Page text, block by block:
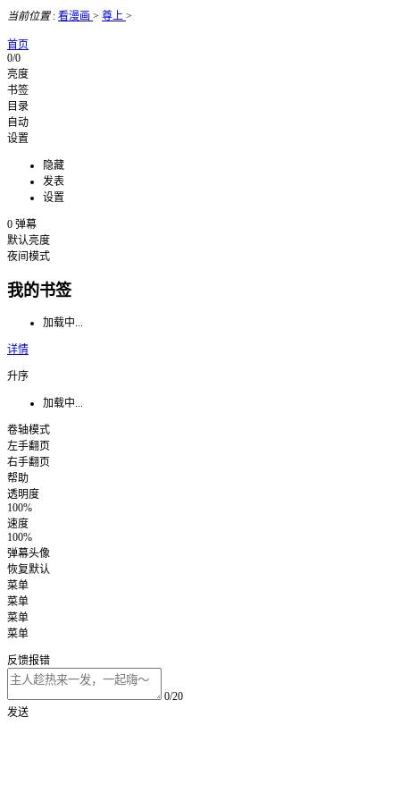
当前位置: 看漫画 > 尊上 >
首页
0/0
亮度
书签
目录
自动
设置
隐藏
发表
设置
0 弹幕
默认亮度
夜间模式
我的书签
加载中...
详情
升序
加载中...
卷轴模式
左手翻页
右手翻页
帮助
透明度
100%
速度
100%
弹幕头像
恢复默认
菜单
菜单
菜单
菜单
反馈报错
0/20
发送